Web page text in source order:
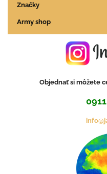
Značky
Army shop
Objednať si môžete